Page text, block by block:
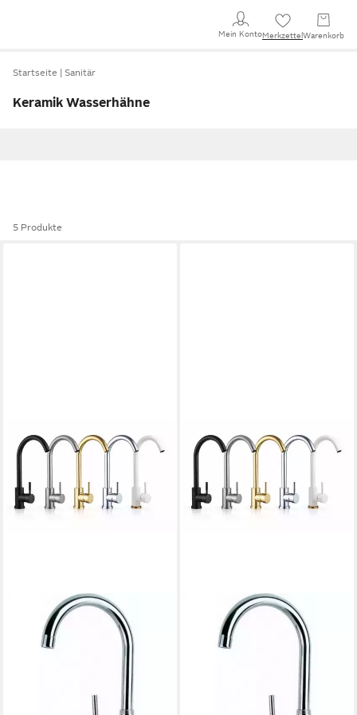
Mein KontoMerkzettel Warenkorb
Startseite Sanitär
Keramik Wasserhähne
5 Produkte